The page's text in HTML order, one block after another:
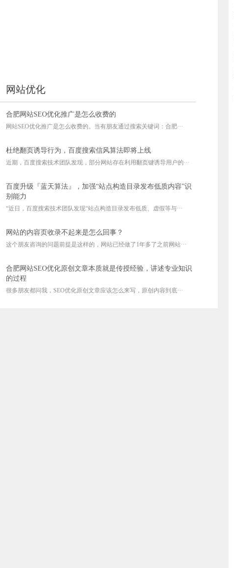
网站优化
合肥网站SEO优化推广是怎么收费的
网站SEO优化推广是怎么收费的。当有朋友通过搜索关键词：合肥···
杜绝翻页诱导行为，百度搜索信风算法即将上线
近期，百度搜索技术团队发现，部分网站存在利用翻页键诱导用户的···
百度升级『蓝天算法』，加强“站点构造目录发布低质内容”识
别能力
“近日，百度搜索技术团队发现“站点构造目录发布低质、虚假等与···
网站的内容页收录不起来是怎么回事？
这个朋友咨询的问题前提是这样的，网站已经做了1年多了之前网站···
合肥网站SEO优化原创文章本质就是传授经验，讲述专业知识
的过程
很多朋友都问我，SEO优化原创文章应该怎么来写，原创内容到底···